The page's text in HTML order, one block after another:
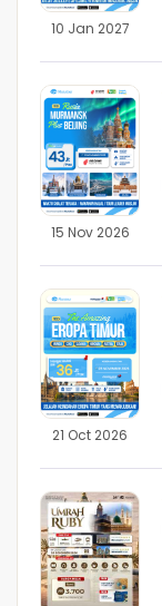
10 Jan 2027
15 Nov 2026
21 Oct 2026